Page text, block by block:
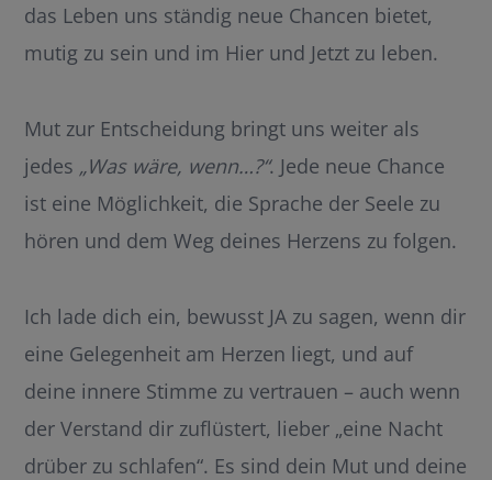
das Leben uns ständig neue Chancen bietet,
mutig zu sein und im Hier und Jetzt zu leben.
Mut zur Entscheidung bringt uns weiter als
jedes „Was wäre, wenn…?“. Jede neue Chance
ist eine Möglichkeit, die Sprache der Seele zu
hören und dem Weg deines Herzens zu folgen.
Ich lade dich ein, bewusst JA zu sagen, wenn dir
eine Gelegenheit am Herzen liegt, und auf
deine innere Stimme zu vertrauen – auch wenn
der Verstand dir zuflüstert, lieber „eine Nacht
drüber zu schlafen“. Es sind dein Mut und deine